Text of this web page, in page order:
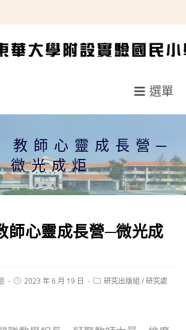
選單
教師心靈成長營─
微光成炬
師心靈成長營─微光成
Post2023 年 6 月 19 日
Post研究出版組 /研究處